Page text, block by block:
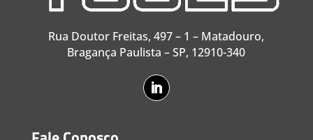
Rua Doutor Freitas, 497 – 1 – Matadouro,
Bragança Paulista – SP, 12910-340